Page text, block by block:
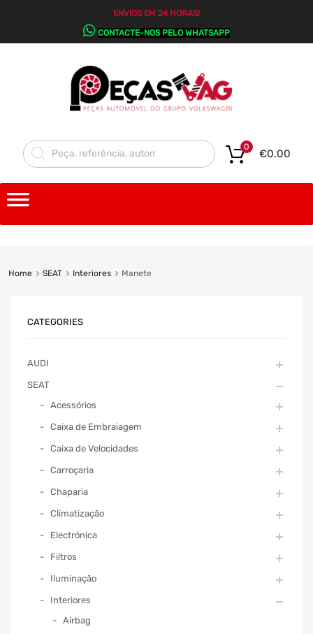
ENVIOS EM 24 HORAS!
CONTACTE-NOS PELO WHATSAPP
€0.00
0
Home SEAT Interiores Manete
CATEGORIES
AUDI
SEAT
Acessórios
Caixa de Embraiagem
Caixa de Velocidades
Carroçaria
Chaparia
Climatização
Electrónica
Filtros
Iluminação
Interiores
Airbag